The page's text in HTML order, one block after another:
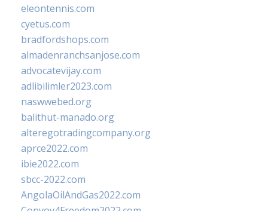
eleontennis.com
cyetus.com
bradfordshops.com
almadenranchsanjose.com
advocatevijay.com
adlibilimler2023.com
naswwebed.org
balithut-manado.org
alteregotradingcompany.org
aprce2022.com
ibie2022.com
sbcc-2022.com
AngolaOilAndGas2022.com